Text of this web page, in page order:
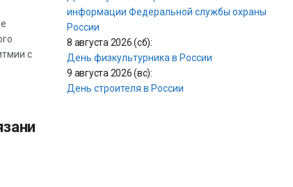
с
информации Федеральной службы охраны
России
8 августа 2026 (сб):
День физкультурника в России
9 августа 2026 (вс):
День строителя в России